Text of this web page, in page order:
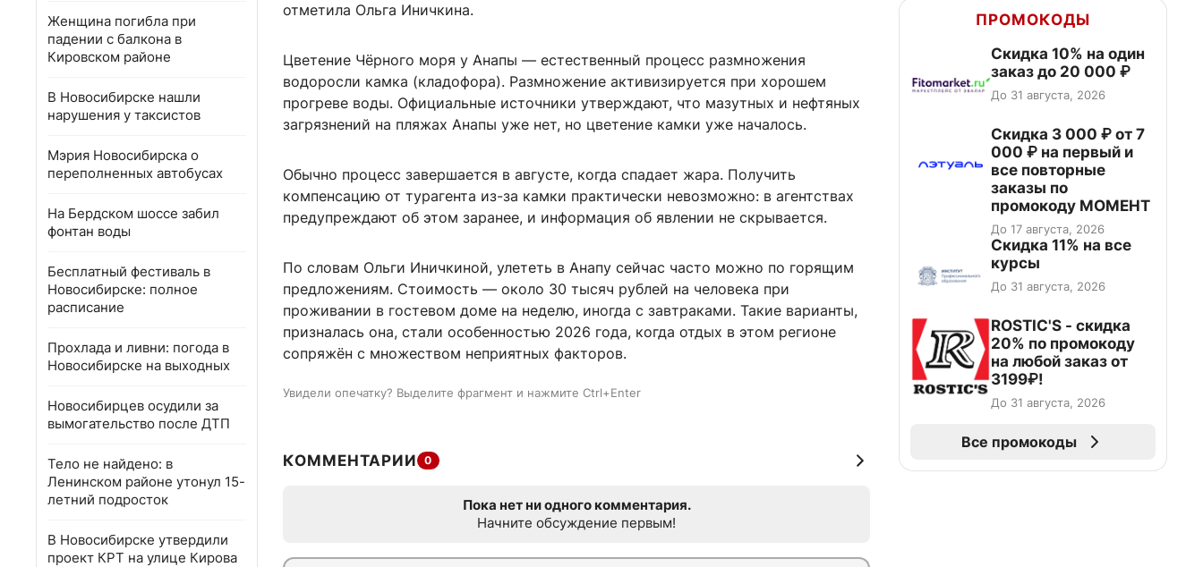
Женщина погибла при
падении с балкона в
Кировском районе
В Новосибирске нашли
нарушения у таксистов
Мэрия Новосибирска о
переполненных автобусах
На Бердском шоссе забил
фонтан воды
Бесплатный фестиваль в
Новосибирске: полное
расписание
Прохлада и ливни: погода в
Новосибирске на выходных
Новосибирцев осудили за
вымогательство после ДТП
Тело не найдено: в
Ленинском районе утонул 15-
летний подросток
В Новосибирске утвердили
проект КРТ на улице Кирова
отметила Ольга Иничкина.
Цветение Чёрного моря у Анапы — естественный процесс размножения
водоросли камка (кладофора). Размножение активизируется при хорошем
прогреве воды. Официальные источники утверждают, что мазутных и нефтяных
загрязнений на пляжах Анапы уже нет, но цветение камки уже началось.
Обычно процесс завершается в августе, когда спадает жара. Получить
компенсацию от турагента из-за камки практически невозможно: в агентствах
предупреждают об этом заранее, и информация об явлении не скрывается.
По словам Ольги Иничкиной, улететь в Анапу сейчас часто можно по горящим
предложениям. Стоимость — около 30 тысяч рублей на человека при
проживании в гостевом доме на неделю, иногда с завтраками. Такие варианты,
призналась она, стали особенностью 2026 года, когда отдых в этом регионе
сопряжён с множеством неприятных факторов.
Увидели опечатку? Выделите фрагмент и нажмите Ctrl+Enter
КОММЕНТАРИИ 0
Пока нет ни одного комментария.
Начните обсуждение первым!
ПРОМОКОДЫ
Скидка 10% на один
заказ до 20 000 ₽
До 31 августа, 2026
Скидка 3 000 ₽ от 7
000 ₽ на первый и
все повторные
заказы по
промокоду МОМЕНТ
До 17 августа, 2026
Скидка 11% на все
курсы
До 31 августа, 2026
ROSTIC'S - скидка
20% по промокоду
на любой заказ от
3199₽!
До 31 августа, 2026
Все промокоды